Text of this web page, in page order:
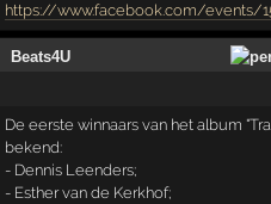
https://www.facebook.com/events/
Beats4U
De eerste winnaars van het album
bekend:
- Dennis Leenders;
- Esther van de Kerkhof;